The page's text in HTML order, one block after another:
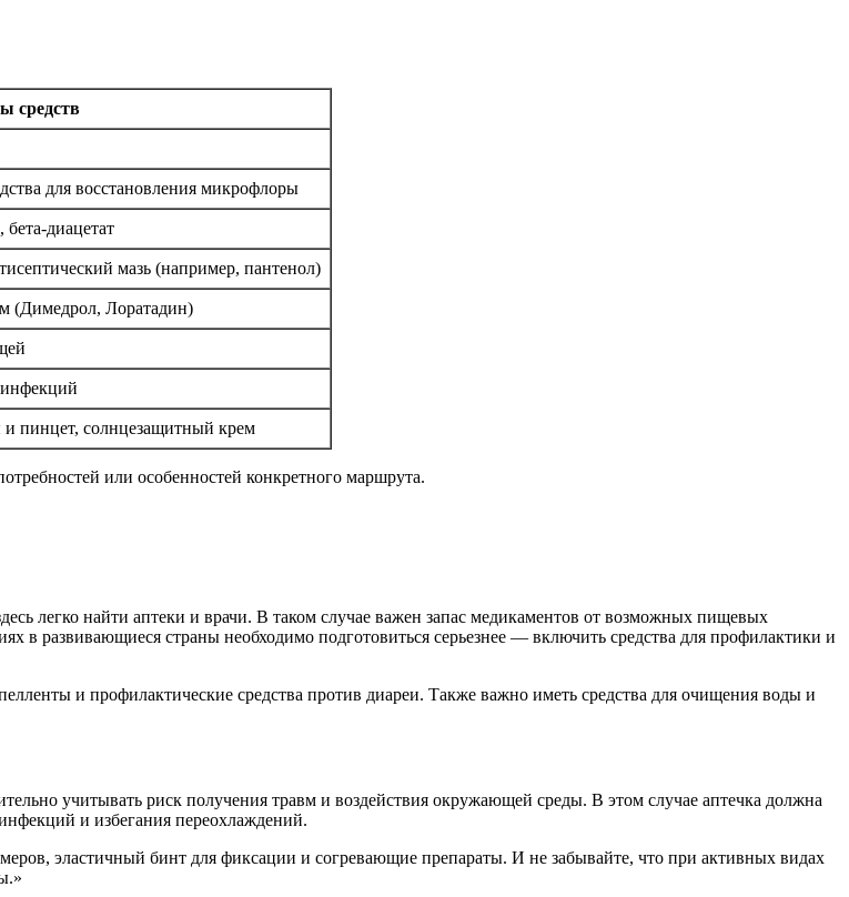
средств
для восстановления микрофлоры
диацетат
мазь (например, пантенол)
(Димедрол, Лоратадин)
пинцет, солнцезащитный крем
или особенностей конкретного маршрута.
легко найти аптеки и врачи. В таком случае важен запас медикаментов от возможных пищевых
в развивающиеся страны необходимо подготовиться серьезнее — включить средства для профилактики и
и профилактические средства против диареи. Также важно иметь средства для очищения воды и
учитывать риск получения травм и воздействия окружающей среды. В этом случае аптечка должна
и избегания переохлаждений.
эластичный бинт для фиксации и согревающие препараты. И не забывайте, что при активных видах